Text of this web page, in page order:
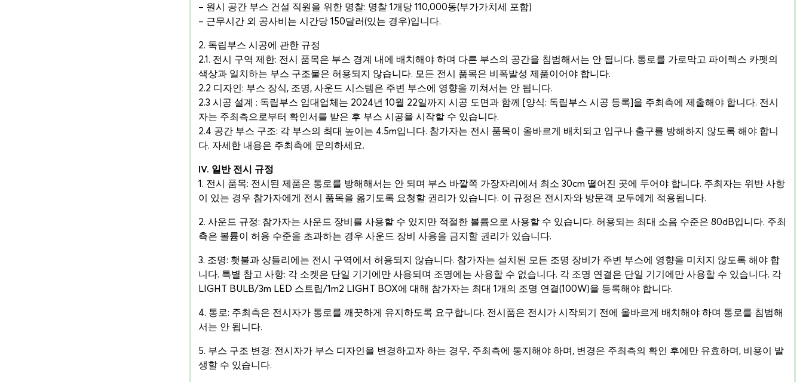
– 원시 공간 부스 건설 직원을 위한 명찰: 명찰 1개당 110,000동(부가가치세 포함)
– 근무시간 외 공사비는 시간당 150달러(있는 경우)입니다.
2. 독립부스 시공에 관한 규정
2.1. 전시 구역 제한: 전시 품목은 부스 경계 내에 배치해야 하며 다른 부스의 공간을 침범해서는 안 됩니다. 통로를 가로막고 파이렉스 카펫의
색상과 일치하는 부스 구조물은 허용되지 않습니다. 모든 전시 품목은 비폭발성 제품이어야 합니다.
2.2 디자인: 부스 장식, 조명, 사운드 시스템은 주변 부스에 영향을 끼쳐서는 안 됩니다.
2.3 시공 설계 : 독립부스 임대업체는 2024년 10월 22일까지 시공 도면과 함께 [양식: 독립부스 시공 등록]을 주최측에 제출해야 합니다. 전시
자는 주최측으로부터 확인서를 받은 후 부스 시공을 시작할 수 있습니다.
2.4 공간 부스 구조: 각 부스의 최대 높이는 4.5m입니다. 참가자는 전시 품목이 올바르게 배치되고 입구나 출구를 방해하지 않도록 해야 합니
다. 자세한 내용은 주최측에 문의하세요.
IV. 일반 전시 규정
1. 전시 품목: 전시된 제품은 통로를 방해해서는 안 되며 부스 바깥쪽 가장자리에서 최소 30cm 떨어진 곳에 두어야 합니다. 주최자는 위반 사항
이 있는 경우 참가자에게 전시 품목을 옮기도록 요청할 권리가 있습니다. 이 규정은 전시자와 방문객 모두에게 적용됩니다.
2. 사운드 규정: 참가자는 사운드 장비를 사용할 수 있지만 적절한 볼륨으로 사용할 수 있습니다. 허용되는 최대 소음 수준은 80dB입니다. 주최
측은 볼륨이 허용 수준을 초과하는 경우 사운드 장비 사용을 금지할 권리가 있습니다.
3. 조명: 횃불과 샹들리에는 전시 구역에서 허용되지 않습니다. 참가자는 설치된 모든 조명 장비가 주변 부스에 영향을 미치지 않도록 해야 합
니다. 특별 참고 사항: 각 소켓은 단일 기기에만 사용되며 조명에는 사용할 수 없습니다. 각 조명 연결은 단일 기기에만 사용할 수 있습니다. 각
LIGHT BULB/3m LED 스트립/1m2 LIGHT BOX에 대해 참가자는 최대 1개의 조명 연결(100W)을 등록해야 합니다.
4. 통로: 주최측은 전시자가 통로를 깨끗하게 유지하도록 요구합니다. 전시품은 전시가 시작되기 전에 올바르게 배치해야 하며 통로를 침범해
서는 안 됩니다.
5. 부스 구조 변경: 전시자가 부스 디자인을 변경하고자 하는 경우, 주최측에 통지해야 하며, 변경은 주최측의 확인 후에만 유효하며, 비용이 발
생할 수 있습니다.